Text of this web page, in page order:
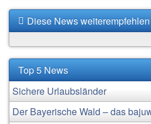
Diese News weiterempfehlen
Top 5 News
Sichere Urlaubsländer
Der Bayerische Wald – das